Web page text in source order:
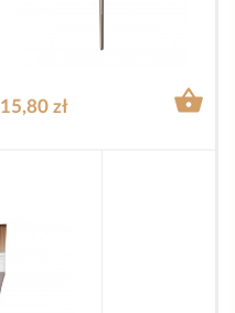
15,80 zł 